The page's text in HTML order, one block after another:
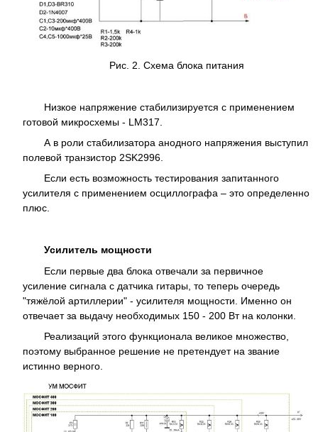
Рис. 2. Схема блока питания
Низкое напряжение стабилизируется с применением
готовой микросхемы - LM317.
А в роли стабилизатора анодного напряжения выступил
полевой транзистор 2SK2996.
Если есть возможность тестирования запитанного
усилителя с применением осциллографа – это определенно
плюс.
Усилитель мощности
Если первые два блока отвечали за первичное
усиление сигнала с датчика гитары, то теперь очередь
"тяжёлой артиллерии" - усилителя мощности. Именно он
отвечает за выдачу необходимых 150 - 200 Вт на колонки.
Реализаций этого функционала великое множество,
поэтому выбранное решение не претендует на звание
истинно верного.